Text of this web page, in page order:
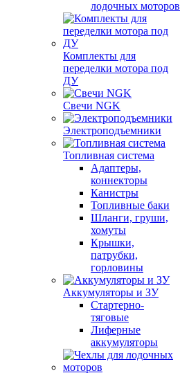
лодочных моторов
Комплекты для
переделки мотора под
ДУ
Свечи NGK
Электроподъемники
Топливная система
Адаптеры,
коннекторы
Канистры
Топливные баки
Шланги, груши,
хомуты
Крышки,
патрубки,
горловины
Аккумуляторы и ЗУ
Стартерно-
тяговые
Лиферные
аккумуляторы